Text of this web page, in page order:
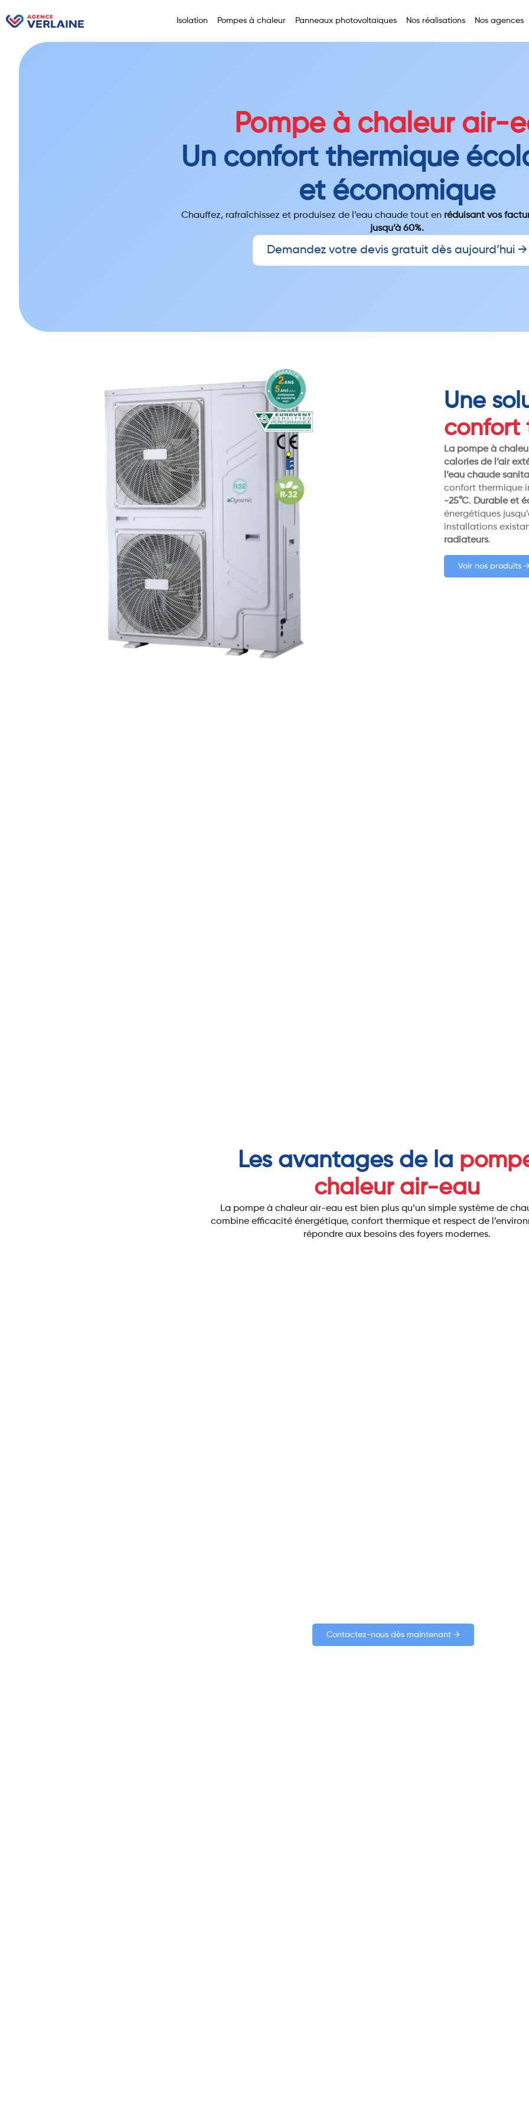
Isolation Pompes à chaleur Panneaux photovoltaïques Nos réalisations Nos agences
Pompe à chaleur air-
Un confort thermique
et économique
Chauffez, rafraîchissez et produisez de l’eau chaude tout en réduisant vos
jusqu’à 60%.
Demandez votre devis gratuit dès aujourd’hui →
Une
confort
La pompe à
calories de l’air
l’eau chaude
confort thermique
-25°C. Durable et
énergétiques
installations
radiateurs.
Voir nos produits
Les avantages de la
chaleur air-eau
La pompe à chaleur air-eau est bien plus qu’un simple système de
combine efficacité énergétique, confort thermique et respect de
répondre aux besoins des foyers modernes.
Contactez-nous dès maintenant →